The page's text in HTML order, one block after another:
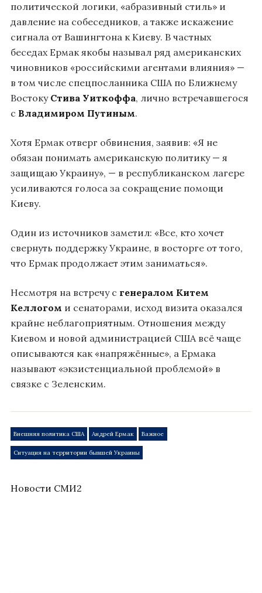
политической логики, «абразивный стиль» и
давление на собеседников, а также искажение
сигнала от Вашингтона к Киеву. В частных
беседах Ермак якобы называл ряд американских
чиновников «российскими агентами влияния» —
в том числе спецпосланника США по Ближнему
Востоку Стива Уиткоффа, лично встречавшегося
с Владимиром Путиным.
Хотя Ермак отверг обвинения, заявив: «Я не
обязан понимать американскую политику — я
защищаю Украину», — в республиканском лагере
усиливаются голоса за сокращение помощи
Киеву.
Один из источников заметил: «Все, кто хочет
свернуть поддержку Украине, в восторге от того,
что Ермак продолжает этим заниматься».
Несмотря на встречу с генералом Китем
Келлогом и сенаторами, исход визита оказался
крайне неблагоприятным. Отношения между
Киевом и новой администрацией США всё чаще
описываются как «напряжённые», а Ермака
называют «экзистенциальной проблемой» в
связке с Зеленским.
Внешняя политика США Андрей Ермак Важное
Ситуация на территории бывшей Украины
Новости СМИ2